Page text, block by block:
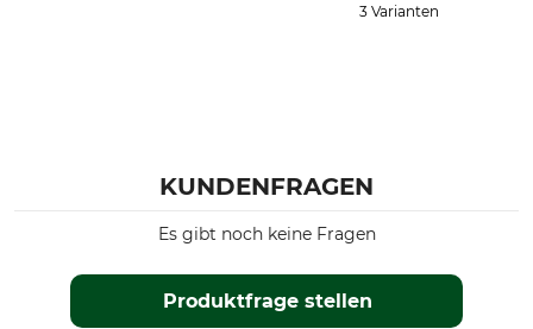
3 Varianten
KUNDENFRAGEN
Produktfrage stellen
Es gibt noch keine Fragen